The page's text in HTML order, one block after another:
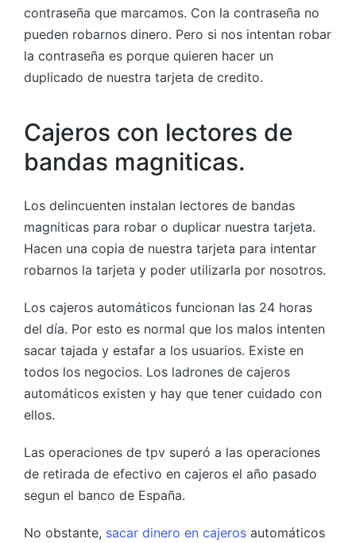
contraseña que marcamos. Con la contraseña no
pueden robarnos dinero. Pero si nos intentan robar
la contraseña es porque quieren hacer un
duplicado de nuestra tarjeta de credito.
Cajeros con lectores de
bandas magniticas.
Los delincuenten instalan lectores de bandas
magniticas para robar o duplicar nuestra tarjeta.
Hacen una copia de nuestra tarjeta para intentar
robarnos la tarjeta y poder utilizarla por nosotros.
Los cajeros automáticos funcionan las 24 horas
del día. Por esto es normal que los malos intenten
sacar tajada y estafar a los usuarios. Existe en
todos los negocios. Los ladrones de cajeros
automáticos existen y hay que tener cuidado con
ellos.
Las operaciones de tpv superó a las operaciones
de retirada de efectivo en cajeros el año pasado
segun el banco de España.
No obstante, sacar dinero en cajeros automáticos